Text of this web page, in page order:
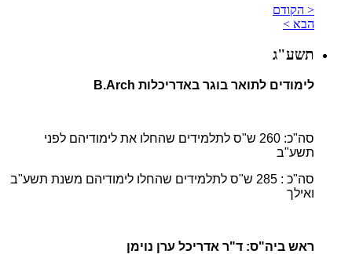
< הקודם
הבא >
תשע"ג
לימודים לתואר בוגר באדריכלות B.Arch
סה"כ: 260 ש"ס לתלמידים שהחלו את לימודיהם לפני
תשע"ב
סה"כ : 285 ש"ס לתלמידים שהחלו לימודיהם משנת תשע"ב
ואילך
ראש ביה"ס: ד"ר אדריכל ערן נוימן